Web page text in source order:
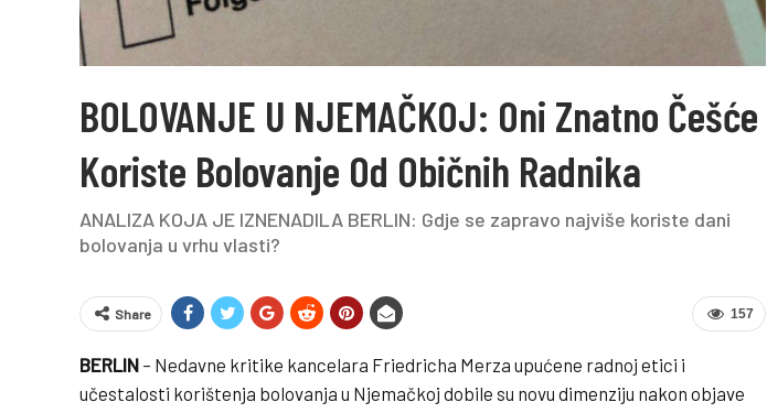
BOLOVANJE U NJEMAČKOJ: Oni Znatno Češće
Koriste Bolovanje Od Običnih Radnika
ANALIZA KOJA JE IZNENADILA BERLIN: Gdje se zapravo najviše koriste dani
bolovanja u vrhu vlasti?
157
Share
BERLIN – Nedavne kritike kancelara Friedricha Merza upućene radnoj etici i
učestalosti korištenja bolovanja u Njemačkoj dobile su novu dimenziju nakon objave